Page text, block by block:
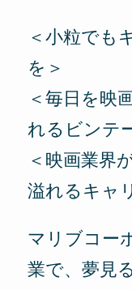
＜小粒でも
を＞
＜毎日を映
れるビンテ
＜映画業界
溢れるキャ
マリブコー
業で、夢見